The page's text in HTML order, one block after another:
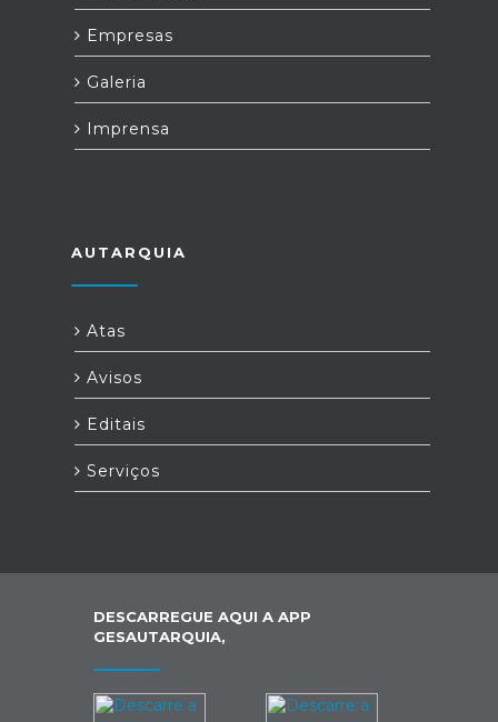
Empresas
Galeria
Imprensa
AUTARQUIA
Atas
Avisos
Editais
Serviços
DESCARREGUE AQUI A APP
GESAUTARQUIA,